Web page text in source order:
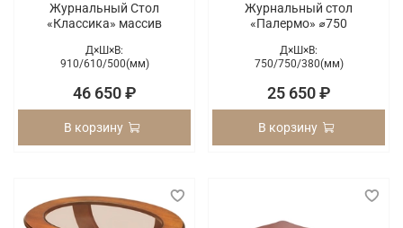
Журнальный Стол
«Классика» массив
Д×Ш×В:
910/610/500(мм)
46 650 ₽
В корзину
Журнальный стол
«Палермо» ⌀750
Д×Ш×В:
750/750/380(мм)
25 650 ₽
В корзину